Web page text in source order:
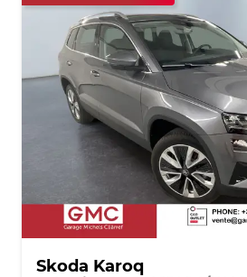
Skoda Karoq